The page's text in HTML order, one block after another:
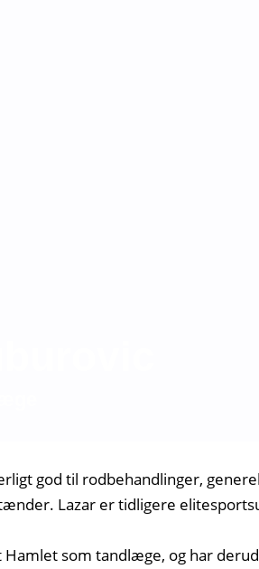
god til rodbehandlinger,
Lazar er tidligere
som tandlæge, og har